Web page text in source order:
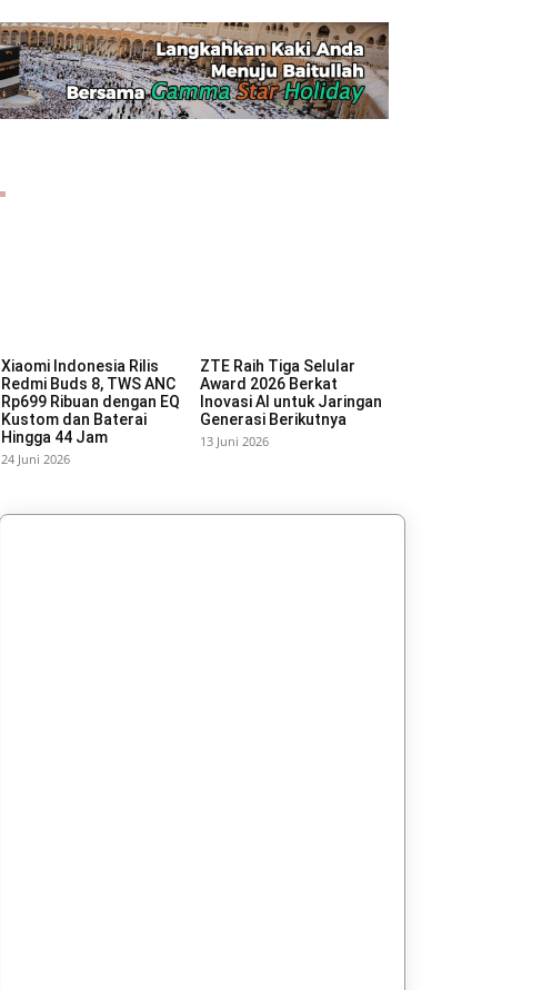
Xiaomi Indonesia Rilis
Redmi Buds 8, TWS ANC
Rp699 Ribuan dengan EQ
Kustom dan Baterai
Hingga 44 Jam
24 Juni 2026
ZTE Raih Tiga Selular
Award 2026 Berkat
Inovasi AI untuk Jaringan
Generasi Berikutnya
13 Juni 2026